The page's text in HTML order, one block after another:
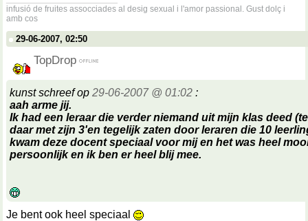
infusió de fruites assocciades al desig sexual i l'amor passional. Gust dolç i
amb cos
29-06-2007, 02:50
TopDrop
kunst schreef op 29-06-2007 @ 01:02 :
aah arme jij.
Ik had een leraar die verder niemand uit mijn klas deed
daar met zijn 3'en tegelijk zaten door leraren die 10
kwam deze docent speciaal voor mij en het was heel
persoonlijk en ik ben er heel blij mee.
Je bent ook heel speciaal